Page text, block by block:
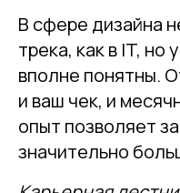
В сфере дизайна
трека, как в IT, но
вполне понятны.
и ваш чек, и
опыт позволяет
значительно